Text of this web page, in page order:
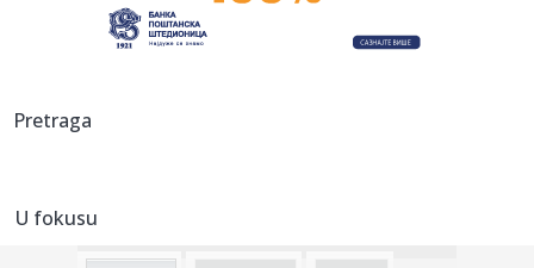
22:59:Muzičar otkrio pravilo u braku: "Ja mogu da imam više
dje...
22:52:
Pretraga
U fokusu